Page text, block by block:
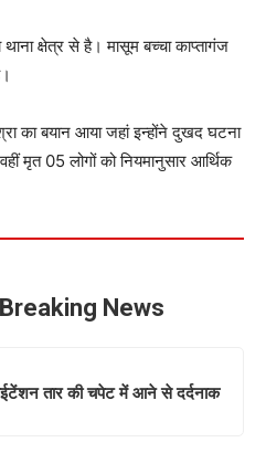
क्षेत्र से है। मासूम बच्चा काप्तागंज
का बयान आया जहां इन्होंने दुखद घटना
मृत 05 लोगों को नियमानुसार आर्थिक
News
तार की चपेट में आने से दर्दनाक